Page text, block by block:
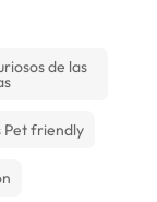
de las
Pet friendly